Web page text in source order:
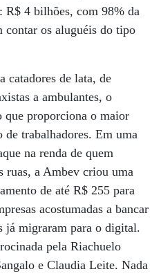
4 bilhões, com 98% da
contar os aluguéis do tipo
catadores de lata, de
a ambulantes, o
que proporciona o maior
trabalhadores. Em uma
na renda de quem
ruas, a Ambev criou uma
de até R$ 255 para
acostumadas a bancar
já migraram para o digital.
pela Riachuelo
e Claudia Leite. Nada